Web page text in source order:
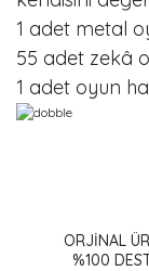
1 adet metal
55 adet zekâ
1 adet oyun
Görüş ve
ORJİNAL
%100